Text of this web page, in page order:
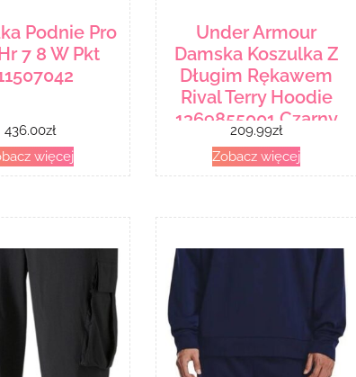
Podnie Pro
7 8 W Pkt
436.00zł
więcej
Under Armour
Damska Koszulka Z
Długim Rękawem
Rival Terry Hoodie
1369855001 Czarny
209.99zł
Zobacz więcej